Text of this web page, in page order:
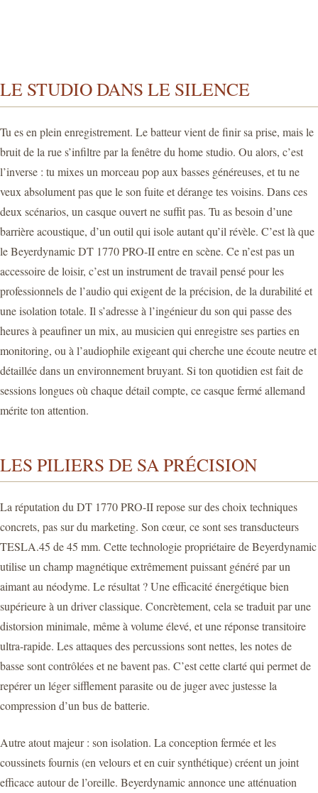
LE STUDIO DANS LE SILENCE
Tu es en plein enregistrement. Le batteur vient de finir sa prise, mais le
bruit de la rue s’infiltre par la fenêtre du home studio. Ou alors, c’est
l’inverse : tu mixes un morceau pop aux basses généreuses, et tu ne
veux absolument pas que le son fuite et dérange tes voisins. Dans ces
deux scénarios, un casque ouvert ne suffit pas. Tu as besoin d’une
barrière acoustique, d’un outil qui isole autant qu’il révèle. C’est là que
le Beyerdynamic DT 1770 PRO-II entre en scène. Ce n’est pas un
accessoire de loisir, c’est un instrument de travail pensé pour les
professionnels de l’audio qui exigent de la précision, de la durabilité et
une isolation totale. Il s’adresse à l’ingénieur du son qui passe des
heures à peaufiner un mix, au musicien qui enregistre ses parties en
monitoring, ou à l’audiophile exigeant qui cherche une écoute neutre et
détaillée dans un environnement bruyant. Si ton quotidien est fait de
sessions longues où chaque détail compte, ce casque fermé allemand
mérite ton attention.
LES PILIERS DE SA PRÉCISION
La réputation du DT 1770 PRO-II repose sur des choix techniques
concrets, pas sur du marketing. Son cœur, ce sont ses transducteurs
TESLA.45 de 45 mm. Cette technologie propriétaire de Beyerdynamic
utilise un champ magnétique extrêmement puissant généré par un
aimant au néodyme. Le résultat ? Une efficacité énergétique bien
supérieure à un driver classique. Concrètement, cela se traduit par une
distorsion minimale, même à volume élevé, et une réponse transitoire
ultra-rapide. Les attaques des percussions sont nettes, les notes de
basse sont contrôlées et ne bavent pas. C’est cette clarté qui permet de
repérer un léger sifflement parasite ou de juger avec justesse la
compression d’un bus de batterie.
Autre atout majeur : son isolation. La conception fermée et les
coussinets fournis (en velours et en cuir synthétique) créent un joint
efficace autour de l’oreille. Beyerdynamic annonce une atténuation